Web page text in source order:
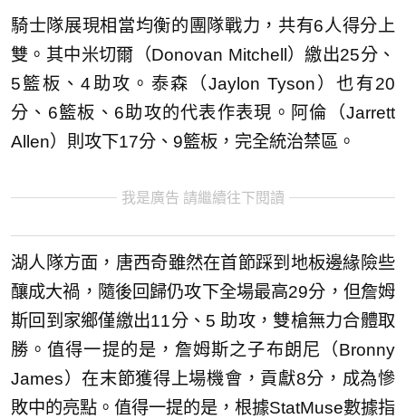
騎士隊展現相當均衡的團隊戰力，共有6人得分上
雙。其中米切爾（Donovan Mitchell）繳出25分、
5籃板、4助攻。泰森（Jaylon Tyson）也有20
分、6籃板、6助攻的代表作表現。阿倫（Jarrett
Allen）則攻下17分、9籃板，完全統治禁區。
我是廣告 請繼續往下閱讀
湖人隊方面，唐西奇雖然在首節踩到地板邊緣險些
釀成大禍，隨後回歸仍攻下全場最高29分，但詹姆
斯回到家鄉僅繳出11分、5 助攻，雙槍無力合體取
勝。值得一提的是，詹姆斯之子布朗尼（Bronny
James）在末節獲得上場機會，貢獻8分，成為慘
敗中的亮點。值得一提的是，根據StatMuse數據指